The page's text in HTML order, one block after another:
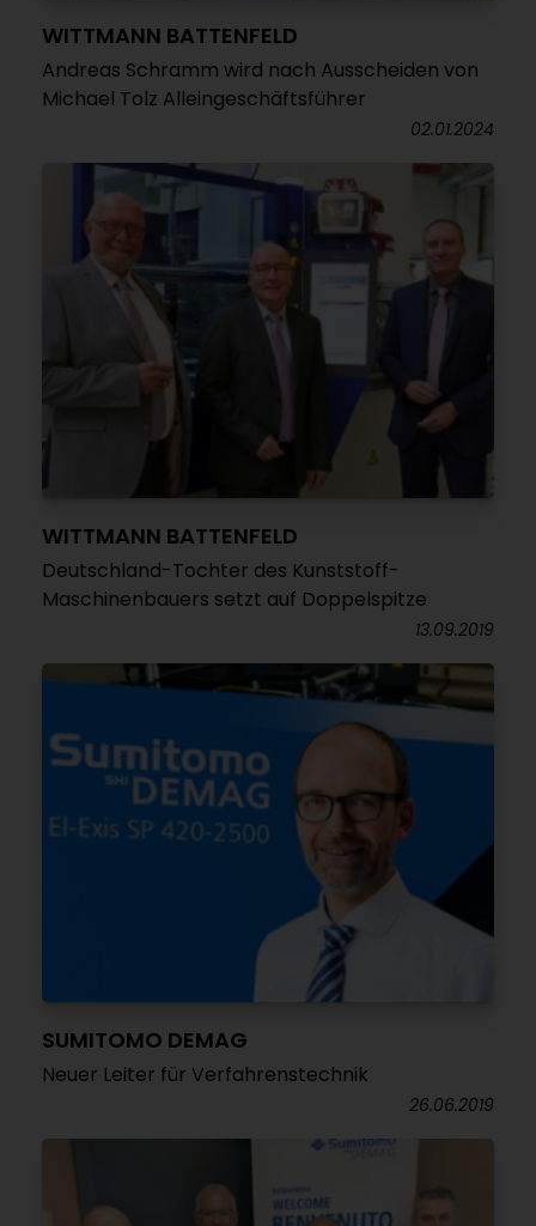
WITTMANN BATTENFELD
Andreas Schramm wird nach Ausscheiden von
Michael Tolz Alleingeschäftsführer
02.01.2024
WITTMANN BATTENFELD
Deutschland-Tochter des Kunststoff-
Maschinenbauers setzt auf Doppelspitze
13.09.2019
SUMITOMO DEMAG
Neuer Leiter für Verfahrenstechnik
26.06.2019